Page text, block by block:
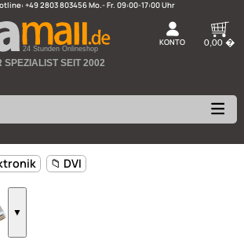
Bestellhotline:+49 2803 803456
24 Stunden Onlineshop
▼